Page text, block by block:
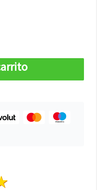
estrellas